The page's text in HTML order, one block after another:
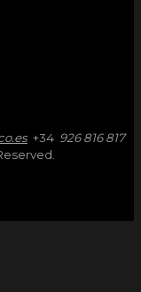
+34 926 816 817